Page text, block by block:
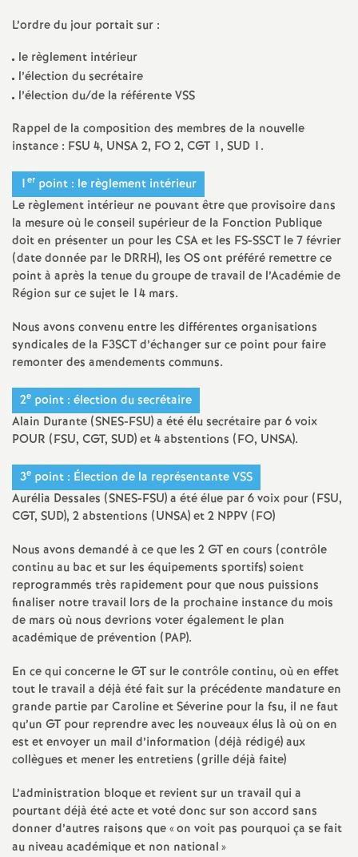
a
d
e
s
E
s
e
i
g
n
e
m
e
n
t
s
L’ordre du jour portait sur :
le règlement intérieur
l’élection du secrétaire
l’élection du/de la référente VSS
Rappel de la composition des membres de la nouvelle
instance : FSU 4, UNSA 2, FO 2, CGT 1, SUD 1.
1er point : le règlement intérieur
Le règlement intérieur ne pouvant être que provisoire dans
la mesure où le conseil supérieur de la Fonction Publique
doit en présenter un pour les CSA et les FS-SSCT le 7 février
(date donnée par le DRRH), les OS ont préféré remettre ce
point à après la tenue du groupe de travail de l’Académie de
Région sur ce sujet le 14 mars.
Nous avons convenu entre les différentes organisations
syndicales de la F3SCT d’échanger sur ce point pour faire
remonter des amendements communs.
2e point : élection du secrétaire
Alain Durante (SNES-FSU) a été élu secrétaire par 6 voix
POUR (FSU, CGT, SUD) et 4 abstentions (FO, UNSA).
3e point : Élection de la représentante VSS
Aurélia Dessales (SNES-FSU) a été élue par 6 voix pour (FSU,
CGT, SUD), 2 abstentions (UNSA) et 2 NPPV (FO)
Nous avons demandé à ce que les 2 GT en cours (contrôle
continu au bac et sur les équipements sportifs) soient
reprogrammés très rapidement pour que nous puissions
finaliser notre travail lors de la prochaine instance du mois
de mars où nous devrions voter également le plan
académique de prévention (PAP).
En ce qui concerne le GT sur le contrôle continu, où en effet
tout le travail a déjà été fait sur la précédente mandature en
grande partie par Caroline et Séverine pour la fsu, il ne faut
qu’un GT pour reprendre avec les nouveaux élus là où on en
est et envoyer un mail d’information (déjà rédigé) aux
collègues et mener les entretiens (grille déjà faite)
L’administration bloque et revient sur un travail qui a
pourtant déjà été acte et voté donc sur son accord sans
donner d’autres raisons que «on voit pas pourquoi ça se fait
au niveau académique et non national»